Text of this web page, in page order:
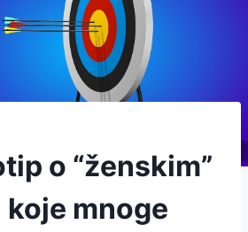
o “ženskim”
mnoge